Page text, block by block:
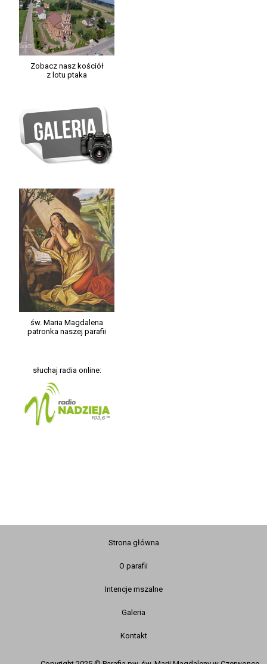
Zobacz nasz kościół
z lotu ptaka
św. Maria Magdalena
patronka naszej parafii
słuchaj radia online:
Strona główna
O parafii
Intencje mszalne
Galeria
Kontakt